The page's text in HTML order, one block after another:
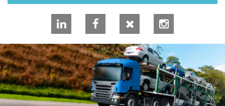
LinkedInFacebook Instagram